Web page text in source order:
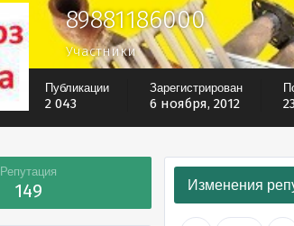
89881186000
Участники
Публикации
2 043
Зарегистрирован
6 ноября, 2012
Репутация
149 Изменения